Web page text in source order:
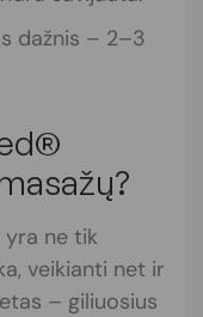
dažnis – 2–3
ne tik
veikianti net ir
– giliuosius